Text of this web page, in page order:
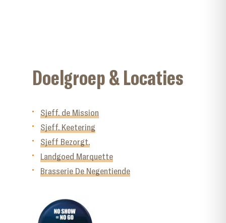
Doelgroep & Locaties
Sjeff. de Mission
Sjeff. Keetering
Sjeff Bezorgt.
Landgoed Marquette
Brasserie De Negentiende